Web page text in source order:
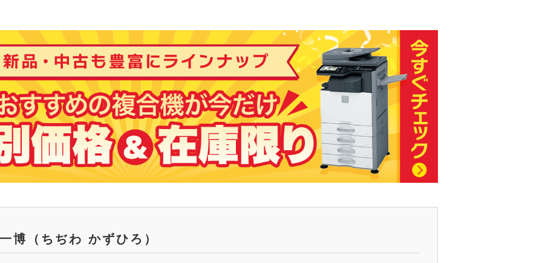
博 （ちぢわ かずひろ）